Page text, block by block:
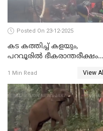
പൊലിഞ്ഞു
Posted On 23-12-2025
കട കത്തിച്ച് കളയും,
പറവൂരില്‍ ഭീകരാന്തരീക്ഷം
1 Min Read View All